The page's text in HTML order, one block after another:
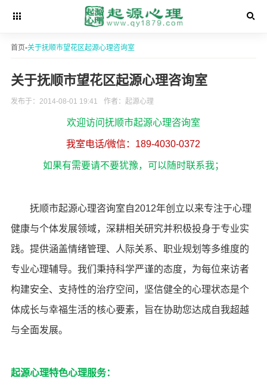
首页-关于抚顺市望花区起源心理咨询室
关于抚顺市望花区起源心理咨询室
发布于：2014-08-01 19:41 作者：起源心理
欢迎访问抚顺市起源心理咨询室
我室电话/微信：189-4030-0372
如果有需要请不要犹豫，可以随时联系我；
抚顺市起源心理咨询室自2012年创立以来专注于心理
健康与个体发展领域，深耕相关研究并积极投身于专业实
践。提供涵盖情绪管理、人际关系、职业规划等多维度的
专业心理辅导。我们秉持科学严谨的态度，为每位来访者
构建安全、支持性的治疗空间，坚信健全的心理状态是个
体成长与幸福生活的核心要素，旨在协助您达成自我超越
与全面发展。
起源心理特色心理服务：